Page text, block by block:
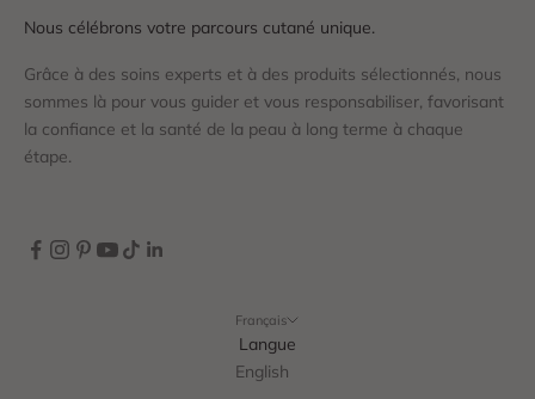
Nous célébrons votre parcours cutané unique.
Grâce à des soins experts et à des produits sélectionnés, nous
sommes là pour vous guider et vous responsabiliser, favorisant
la confiance et la santé de la peau à long terme à chaque
étape.
Français
Langue
English